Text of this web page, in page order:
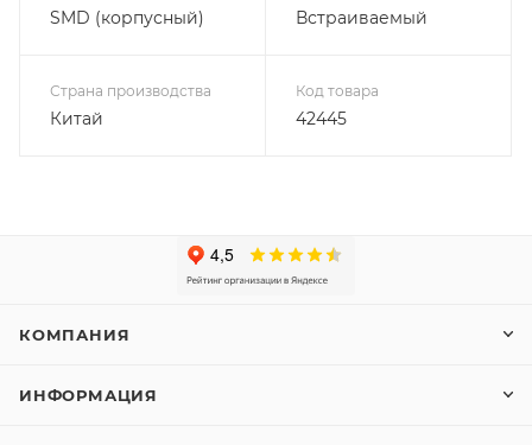
SMD (корпусный) Встраиваемый
Страна производства
Китай
Код товара
42445
КОМПАНИЯ
ИНФОРМАЦИЯ